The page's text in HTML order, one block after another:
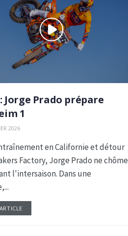
Jorge Prado prépare
1
2026
en Californie et détour
Factory, Jorge Prado ne chôme
l'intersaison. Dans une